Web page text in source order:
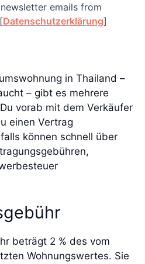
emails from
Datenschutzerklärung]
in Thailand –
– gibt es mehrere
vorab mit dem Verkäufer
einen Vertrag
können schnell über
beträgt 2 % des vom
Wohnungswertes. Sie